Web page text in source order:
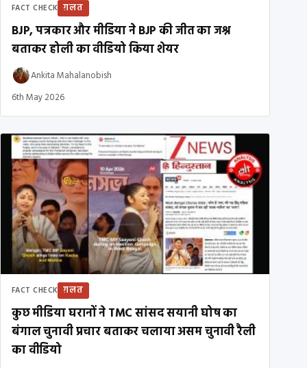
FACT CHECK ग़लत
BJP, पत्रकार और मीडिया ने BJP की जीत का जश्न
बताकर होली का वीडियो किया शेयर
Ankita Mahalanobish
6th May 2026
FACT CHECK ग़लत
कुछ मीडिया घरानों ने TMC सांसद सयानी घोष का
बंगाल चुनावी प्रचार बताकर चलाया असम चुनावी रैली
का वीडियो